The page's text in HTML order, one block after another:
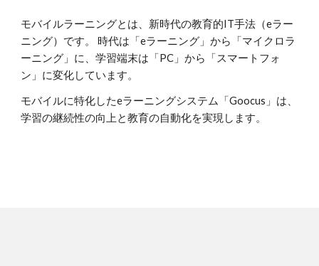
モバイルラーニングとは、新時代の教育的IT手法（eラー
ニング）です。 時代は「eラーニング」から「マイクロラ
ーニング」に、学習端末は「PC」から「スマートフォ
ン」に変化しています。
モバイルに特化したeラーニングシステム「Goocus」は、
学習の継続性の向上 と教育の自動化を実現します。